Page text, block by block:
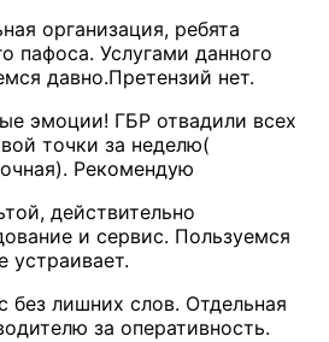
организация, ребята
пафоса. Услугами данного
давно.Претензий нет.
эмоции! ГБР отвадили всех
точки за неделю(
Рекомендую
действительно
и сервис. Пользуемся
устраивает.
без лишних слов. Отдельная
за оперативность.